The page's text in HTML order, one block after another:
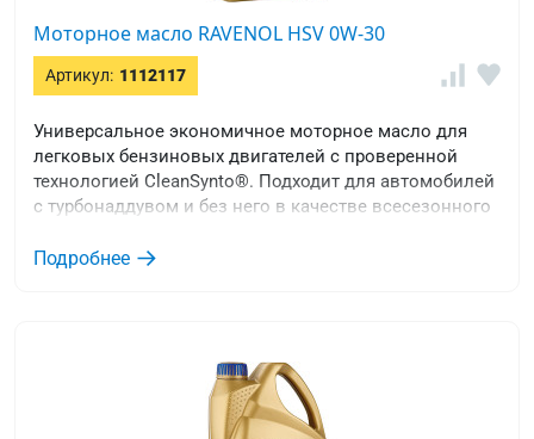
Моторное масло RAVENOL HSV 0W-30
Артикул: 1112117
Универсальное экономичное моторное масло для
легковых бензиновых двигателей с проверенной
технологией CleanSynto®. Подходит для автомобилей
с турбонаддувом и без него в качестве всесезонного
Подробнее